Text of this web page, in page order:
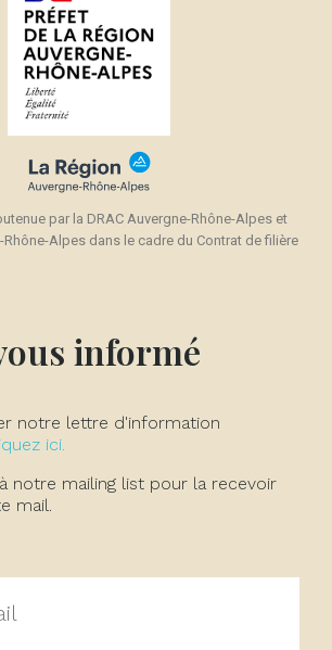
par la DRAC Auvergne-Rhône-Alpes et
Rhône-Alpes dans le cadre du Contrat de filière
informé
notre lettre d'information
ici.
notre mailing list pour la recevoir
mail.